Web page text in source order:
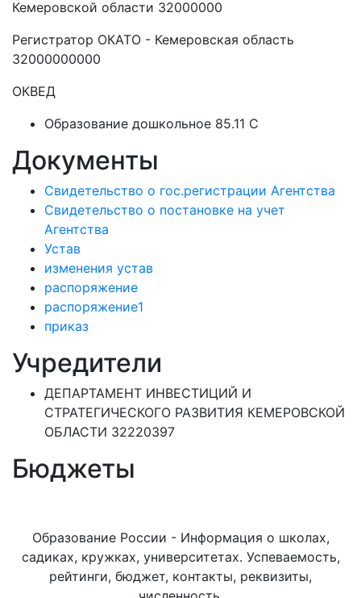
Кемеровской области 32000000
Регистратор ОКАТО - Кемеровская область
32000000000
ОКВЕД
Образование дошкольное 85.11 C
Документы
Свидетельство о гос.регистрации Агентства
Свидетельство о постановке на учет
Агентства
Устав
изменения устав
распоряжение
распоряжение1
приказ
Учредители
ДЕПАРТАМЕНТ ИНВЕСТИЦИЙ И
СТРАТЕГИЧЕСКОГО РАЗВИТИЯ КЕМЕРОВСКОЙ
ОБЛАСТИ 32220397
Бюджеты
Образование России - Информация о школах,
садиках, кружках, университетах. Успеваемость,
рейтинги, бюджет, контакты, реквизиты,